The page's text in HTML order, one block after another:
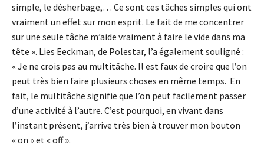
simple, le désherbage,… Ce sont ces tâches simples qui ont
vraiment un effet sur mon esprit. Le fait de me concentrer
sur une seule tâche m’aide vraiment à faire le vide dans ma
tête ». Lies Eeckman, de Polestar, l’a également souligné :
« Je ne crois pas au multitâche. Il est faux de croire que l’on
peut très bien faire plusieurs choses en même temps. En
fait, le multitâche signifie que l’on peut facilement passer
d’une activité à l’autre. C’est pourquoi, en vivant dans
l’instant présent, j’arrive très bien à trouver mon bouton
« on » et « off ».